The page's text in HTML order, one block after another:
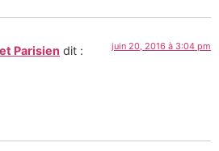
Parisien dit : juin 20, 2016 à 3:04 pm